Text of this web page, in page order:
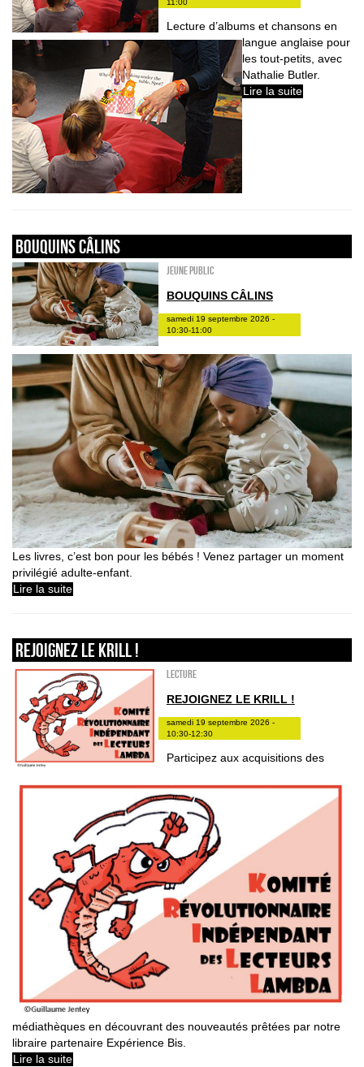
11:00
Lecture d’albums et chansons en
langue anglaise pour
les tout-petits, avec
Nathalie Butler.
Lire la suite
Bouquins câlins
Jeune public
BOUQUINS CÂLINS
samedi 19 septembre 2026 -
10:30-11:00
Les livres, c’est bon pour les bébés ! Venez partager un moment
privilégié adulte-enfant.
Lire la suite
REJOIGNEZ LE KRILL !
Lecture
REJOIGNEZ LE KRILL !
samedi 19 septembre 2026 -
10:30-12:30
Participez aux acquisitions des
médiathèques en découvrant des nouveautés prêtées par notre
libraire partenaire Expérience Bis.
Lire la suite